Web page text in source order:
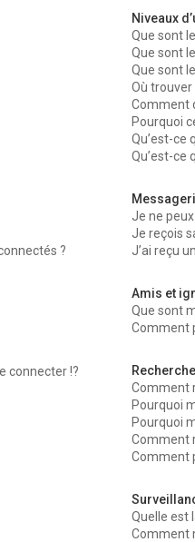
?
connecter !?
Niveaux
Que sont
Que sont
Que sont
Où trouver
Comment
Pourquoi
Qu’est-ce
Qu’est-ce
Je ne
Je reçois
J’ai reçu
Amis et
Que sont
Comment
Comment
Pourquoi
Pourquoi
Comment
Comment
Quelle est
Comment